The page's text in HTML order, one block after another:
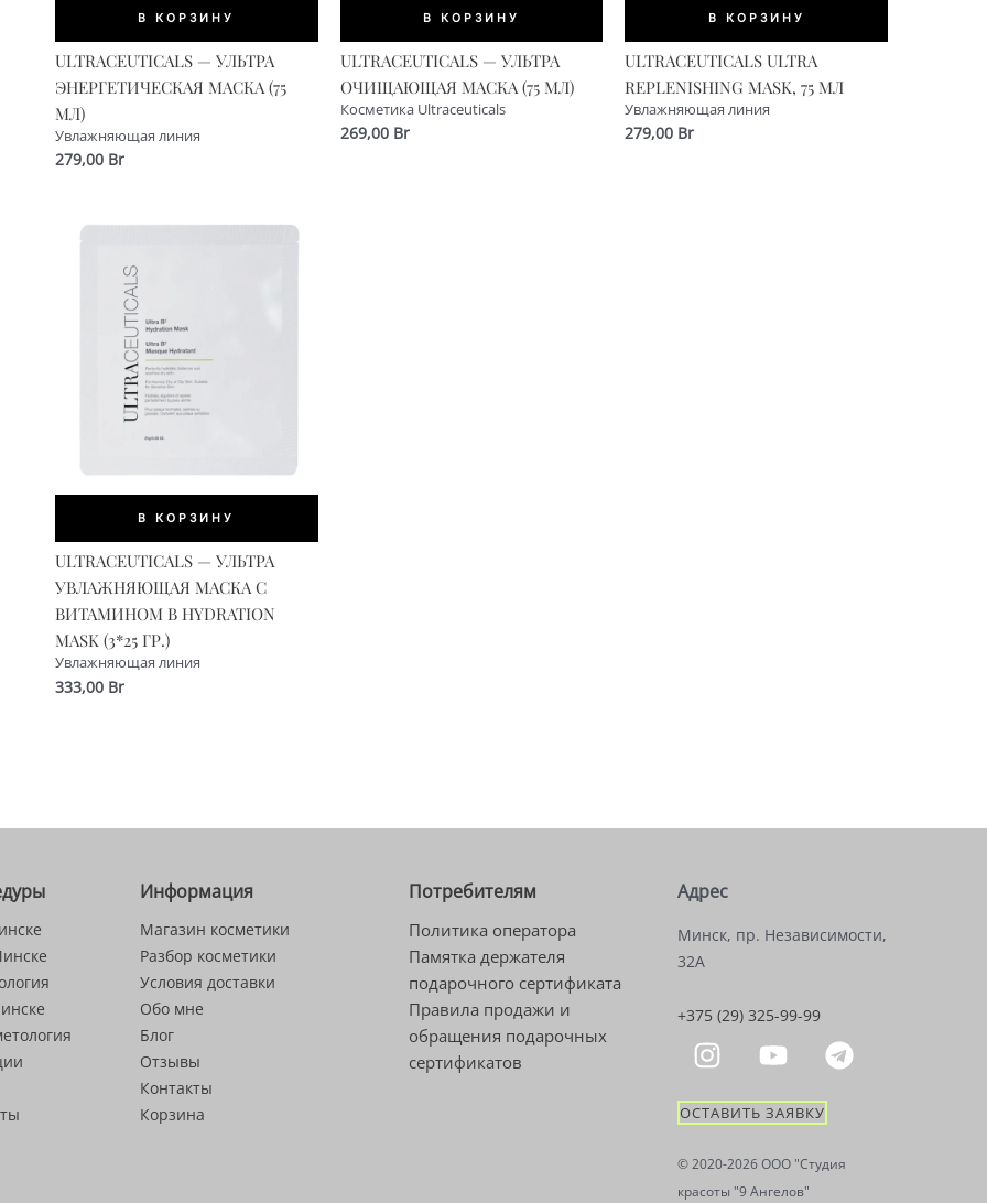
В КОРЗИНУ
ULTRACEUTICALS — УЛЬТРА
ЭНЕРГЕТИЧЕСКАЯ МАСКА (75
МЛ)
Увлажняющая линия
279,00 Br
В КОРЗИНУ
ULTRACEUTICALS — УЛЬТРА
ОЧИЩАЮЩАЯ МАСКА (75 МЛ)
Косметика Ultraceuticals
269,00 Br
В КОРЗИНУ
ULTRACEUTICALS ULTRA
REPLENISHING MASK, 75 МЛ
Увлажняющая линия
279,00 Br
В КОРЗИНУ
ULTRACEUTICALS — УЛЬТРА
УВЛАЖНЯЮЩАЯ МАСКА С
ВИТАМИНОМ В HYDRATION
MASK (3*25 ГР.)
Увлажняющая линия
333,00 Br
Информация
Магазин косметики
Разбор косметики
Условия доставки
Обо мне
Блог
Отзывы
Контакты
Корзина
Потребителям
Политика оператора
Памятка держателя
подарочного сертификата
Правила продажи и
обращения подарочных
сертификатов
Адрес
Минск, пр. Независимости,
32А
+375 (29) 325-99-99
ОСТАВИТЬ ЗАЯВКУ
© 2020-2026 OOO "Студия
красоты "9 Ангелов"